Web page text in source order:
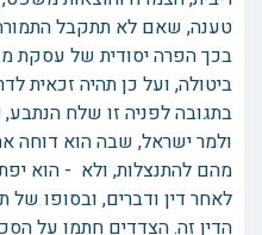
טענה, שאם לא תתקבל
בכך הפרה יסודית של עסקת
ביטולה, ועל כן תהיה זכאית
בתגובה לפניה זו שלח
ולמר ישראל, שבה הוא דוחה
מהם להתנצלות, ולא - הוא
לאחר דין ודברים, ובסופו של
הדין זה. הצדדים חתמו על